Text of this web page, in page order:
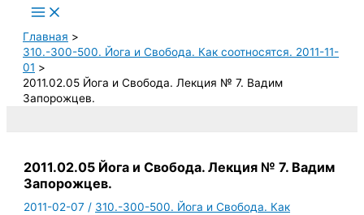
Main
Menu
Главная
310.-300-500. Йога и Свобода. Как соотносятся. 2011-11-
01
2011.02.05 Йога и Свобода. Лекция № 7. Вадим
Запорожцев.
2011.02.05 Йога и Свобода. Лекция № 7. Вадим
Запорожцев.
2011-02-07/ 310.-300-500. Йога и Свобода. Как